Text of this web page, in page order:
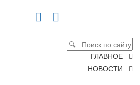
ГЛАВНОЕ
НОВОСТИ